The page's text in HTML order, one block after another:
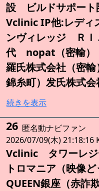
設 ビルドサポー
Vclinic IP他:レデ
ンヴィレッジ Ｒ
代 nopat（密輸）
羅氏株式会社（密
錦糸町）发氏株式会
続きを表示
26 匿名動ナビファン
2026/07/09(木)
Vclinic タワーレ
トロマニア（映像
QUEEN銀座（赤詐